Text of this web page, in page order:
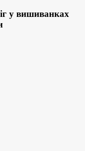
у вишиванках